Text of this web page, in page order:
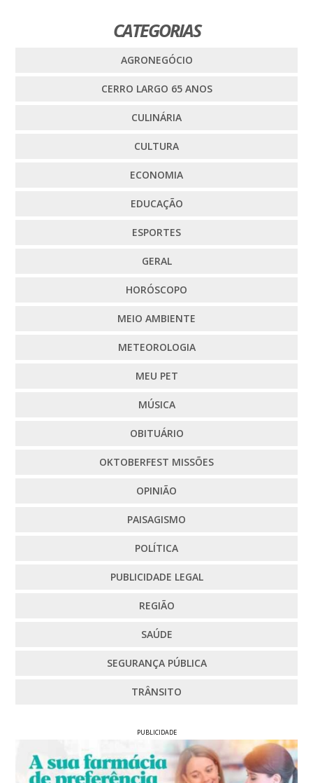
CATEGORIAS
AGRONEGÓCIO
CERRO LARGO 65 ANOS
CULINÁRIA
CULTURA
ECONOMIA
EDUCAÇÃO
ESPORTES
GERAL
HORÓSCOPO
MEIO AMBIENTE
METEOROLOGIA
MEU PET
MÚSICA
OBITUÁRIO
OKTOBERFEST MISSÕES
OPINIÃO
PAISAGISMO
POLÍTICA
PUBLICIDADE LEGAL
REGIÃO
SAÚDE
SEGURANÇA PÚBLICA
TRÂNSITO
PUBLICIDADE